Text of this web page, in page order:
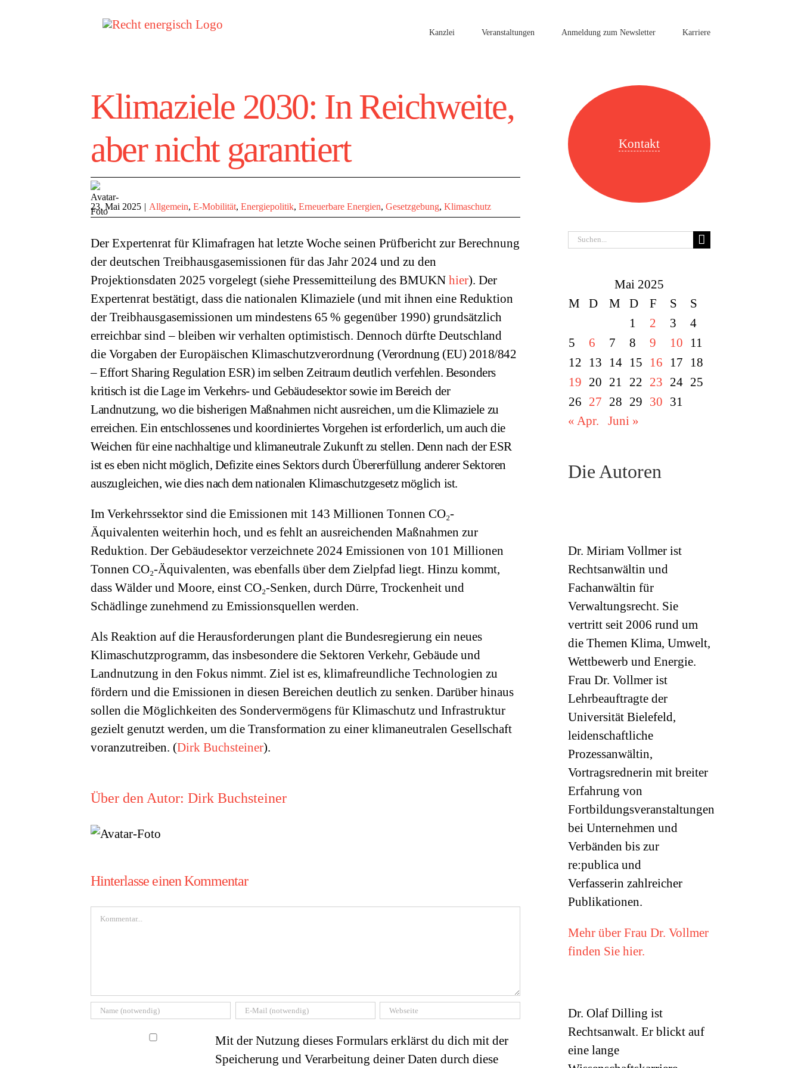
Kanzlei Veranstaltungen Anmeldung zum Newsletter Karriere
Klimaziele 2030: In Reichweite,
aber nicht garantiert
23. Mai 2025 | Allgemein, E-Mobilität, Energiepolitik, Erneuerbare Energien, Gesetzgebung, Klimaschutz
Der Expertenrat für Klimafragen hat letzte Woche seinen Prüfbericht zur Berechnung
der deutschen Treibhausgasemissionen für das Jahr 2024 und zu den
Projektionsdaten 2025 vorgelegt (siehe Pressemitteilung des BMUKN hier). Der
Expertenrat bestätigt, dass die nationalen Klimaziele (und mit ihnen eine Reduktion
der Treibhausgasemissionen um mindestens 65 % gegenüber 1990) grundsätzlich
erreichbar sind – bleiben wir verhalten optimistisch. Dennoch dürfte Deutschland
die Vorgaben der Europäischen Klimaschutzverordnung (Verordnung (EU) 2018/842
–Effort Sharing Regulation ESR) im selben Zeitraum deutlich verfehlen. Besonders
kritisch ist die Lage im Verkehrs- und Gebäudesektor sowie im Bereich der
Landnutzung, wo die bisherigen Maßnahmen nicht ausreichen, um die Klimaziele zu
erreichen. Ein entschlossenes und koordiniertes Vorgehen ist erforderlich, um auch die
Weichen für eine nachhaltige und klimaneutrale Zukunft zu stellen. Denn nach der ESR
ist es eben nicht möglich, Defizite eines Sektors durch Übererfüllung anderer Sektoren
auszugleichen, wie dies nach dem nationalen Klimaschutzgesetz möglich ist.
Im Verkehrssektor sind die Emissionen mit 143 Millionen Tonnen CO₂-
Äquivalenten weiterhin hoch, und es fehlt an ausreichenden Maßnahmen zur
Reduktion. Der Gebäudesektor verzeichnete 2024 Emissionen von 101 Millionen
Tonnen CO₂-Äquivalenten, was ebenfalls über dem Zielpfad liegt. Hinzu kommt,
dass Wälder und Moore, einst CO₂-Senken, durch Dürre, Trockenheit und
Schädlinge zunehmend zu Emissionsquellen werden.
Als Reaktion auf die Herausforderungen plant die Bundesregierung ein neues
Klimaschutzprogramm, das insbesondere die Sektoren Verkehr, Gebäude und
Landnutzung in den Fokus nimmt. Ziel ist es, klimafreundliche Technologien zu
fördern und die Emissionen in diesen Bereichen deutlich zu senken. Darüber hinaus
sollen die Möglichkeiten des Sondervermögens für Klimaschutz und Infrastruktur
gezielt genutzt werden, um die Transformation zu einer klimaneutralen Gesellschaft
voranzutreiben. (Dirk Buchsteiner).
Über den Autor: Dirk Buchsteiner
Hinterlasse einen Kommentar
Kommentar
Mit der Nutzung dieses Formulars erklärst du dich mit der
Speicherung und Verarbeitung deiner Daten durch diese
Kontakt
Suche
Mai 2025
M
D M D F S
S
1
2 3
4
5
6 7 8 9 10
11
12
13 14 15 16 17
18
19 20 21 22 23 24 25
26 27 28 29 30 31
« Apr.
Juni »
Die Autoren
Dr. Miriam Vollmer ist
Rechtsanwältin und
Fachanwältin für
Verwaltungsrecht. Sie
vertritt seit 2006 rund um
die Themen Klima, Umwelt,
Wettbewerb und Energie.
Frau Dr. Vollmer ist
Lehrbeauftragte der
Universität Bielefeld,
leidenschaftliche
Prozessanwältin,
Vortragsrednerin mit breiter
Erfahrung von
Fortbildungsveranstaltungen
bei Unternehmen und
Verbänden bis zur
re:publica und
Verfasserin zahlreicher
Publikationen.
Mehr über Frau Dr. Vollmer
finden Sie hier.
Dr. Olaf Dilling ist
Rechtsanwalt. Er blickt auf
eine lange